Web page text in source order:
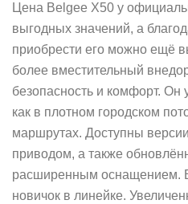
Цена Belgee X50 у
выгодных значений, а
приобрести его можно ещё
более вместительный
безопасность и комфорт. Он
как в плотном городском
маршрутах. Доступны
приводом, а также
расширенным оснащением.
новичок в линейке.